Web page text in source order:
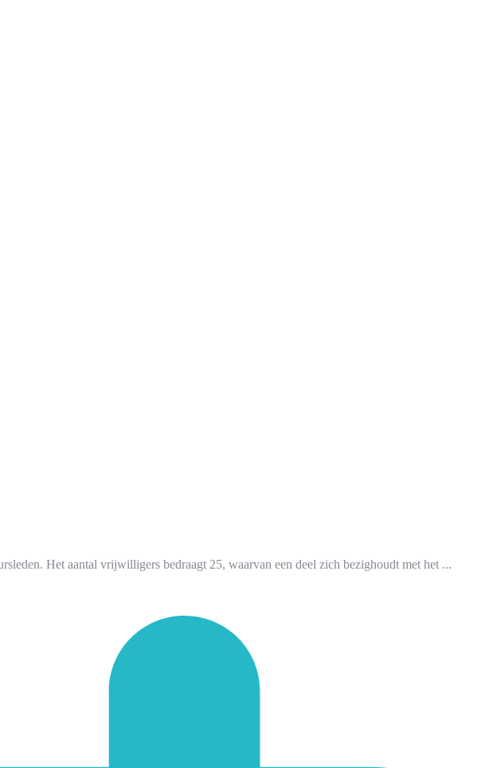
Het aantal vrijwilligers bedraagt 25, waarvan een deel zich bezighoudt met het ...